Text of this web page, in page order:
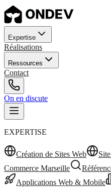
Expertise
Réalisations
Ressources
Contact
On en discute
EXPERTISE
Création de Sites Web
Commerce Marseille
Applications Web & Mobile